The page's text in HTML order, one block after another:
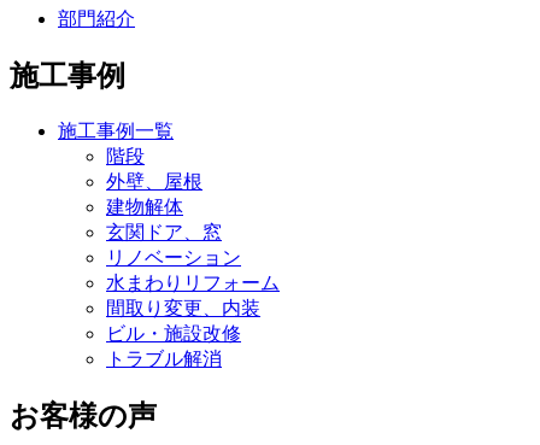
部門紹介
施工事例
施工事例一覧
階段
外壁、屋根
建物解体
玄関ドア、窓
リノベーション
水まわりリフォーム
間取り変更、内装
ビル・施設改修
トラブル解消
お客様の声